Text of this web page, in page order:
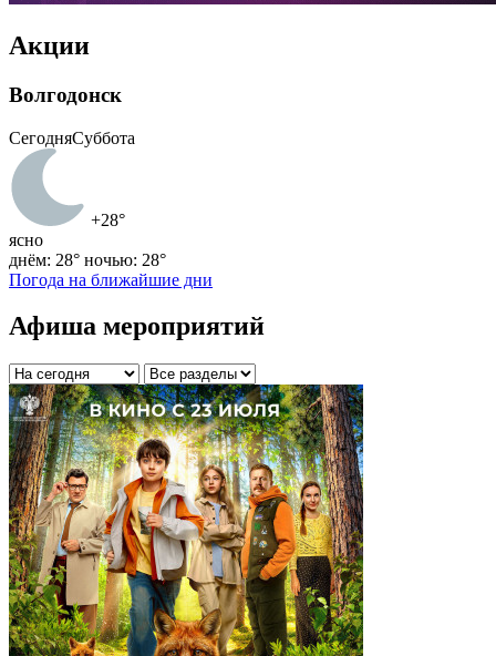
Акции
Волгодонск
СегодняСуббота
+28°
ясно
днём: 28° ночью: 28°
Погода на ближайшие дни
Афиша мероприятий